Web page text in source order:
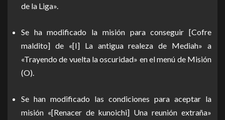
de la Liga».
Se ha modificado la misión para conseguir [Cofre
maldito] de «[I] La antigua realeza de Mediah» a
«Trayendo de vuelta la oscuridad» en el menú de Misión
(O).
Se han modificado las condiciones para aceptar la
misión «[Renacer de kunoichi] Una reunión extraña»